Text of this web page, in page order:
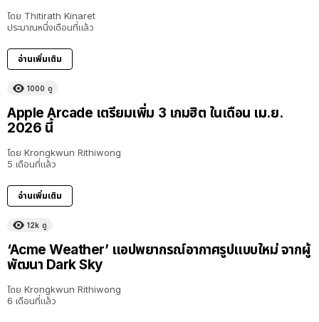
โดย Thitirath Kinaret
ประมาณหนึ่งเดือนที่แล้ว
อ่านเพิ่มเติม
1000 ดู
Apple Arcade เตรียมเพิ่ม 3 เกมฮิต ในเดือน เม.ย.
2026 นี้
โดย Krongkwun Rithiwong
5 เดือนที่แล้ว
อ่านเพิ่มเติม
12k ดู
‘Acme Weather’ แอปพยากรณ์อากาศรูปแบบใหม่ จากผู้
พัฒนา Dark Sky
โดย Krongkwun Rithiwong
6 เดือนที่แล้ว